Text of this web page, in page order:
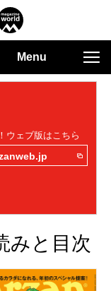
Menu
ウェブ版はこちら
みと目次